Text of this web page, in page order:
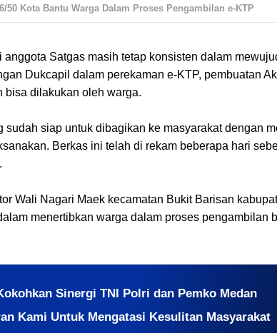
50 Kota Bantu Warga Dalam Proses Pengambilan e-KTP
anggota Satgas masih tetap konsisten dalam
Dukcapil dalam perekaman e-KTP, pembuatan
bisa dilakukan oleh warga.
sudah siap untuk dibagikan ke masyarakat dengan
Berkas ini telah di rekam beberapa hari
Wali Nagari Maek kecamatan Bukit Barisan
menertibkan warga dalam proses pengambilan
Sinergi TNI Polri dan Pemko Medan
Kami Untuk Mengatasi Kesulitan Masyarakat